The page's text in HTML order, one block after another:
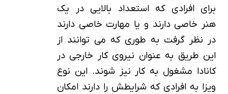
برای افرادی که استعداد بالایی در یک
هنر خاصی دارند و یا مهارت خاصی دارند
در نظر گرفت به طوری که می توانند از
این طریق به عنوان نیروی کار خارجی در
کانادا مشغول به کار نیز شوند. این نوع
ویزا به افرادی که شرایطش را دارند امکان